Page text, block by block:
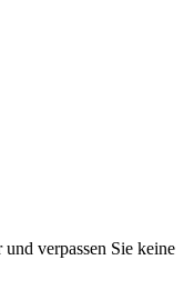
verpassen Sie keine